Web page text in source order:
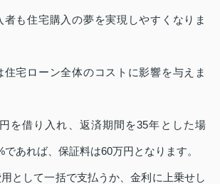
者も住宅購入の夢を実現しやすくなりま
住宅ローン全体のコストに影響を与えま
を借り入れ、返済期間を35年とした場
あれば、保証料は60万円となります。
として一括で支払うか、金利に上乗せし